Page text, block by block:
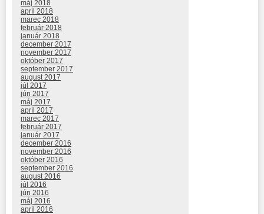
máj 2018
apríl 2018
marec 2018
február 2018
január 2018
december 2017
november 2017
október 2017
september 2017
august 2017
júl 2017
jún 2017
máj 2017
apríl 2017
marec 2017
február 2017
január 2017
december 2016
november 2016
október 2016
september 2016
august 2016
júl 2016
jún 2016
máj 2016
apríl 2016